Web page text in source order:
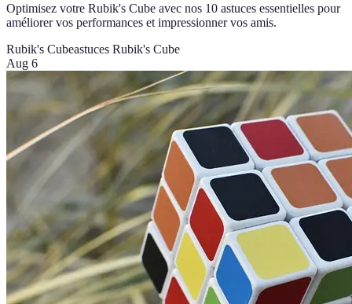
Optimisez votre Rubik's Cube avec nos 10 astuces essentielles pour
améliorer vos performances et impressionner vos amis.
Rubik's Cubeastuces Rubik's Cube
Aug 6